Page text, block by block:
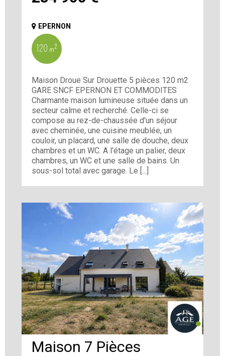
EPERNON
120 m²
Maison Droue Sur Drouette 5 pièces 120 m2
GARE SNCF EPERNON ET COMMODITES
Charmante maison lumineuse située dans un
secteur calme et recherché. Celle-ci se
compose au rez-de-chaussée d'un séjour
avec cheminée, une cuisine meublée, un
couloir, un placard, une salle de douche, deux
chambres et un WC. A l'étage un palier, deux
chambres, un WC et une salle de bains. Un
sous-sol total avec garage. Le [...]
Maison 7 Pièces